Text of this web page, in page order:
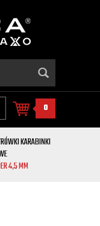
0
KARABINKI
4,5 MM